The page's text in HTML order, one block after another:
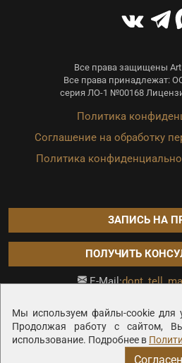
Мы используем файлы-cookie для
Продолжая работу с сайтом,
использование. Подробнее в
Согласен
Все права защищены Art
Все права принадлежат:
серия ЛО-1 №00168
Политика
Соглашение на обработку
Политика
ЗАПИСЬ НА
ПОЛУЧИТЬ
E-Mail: